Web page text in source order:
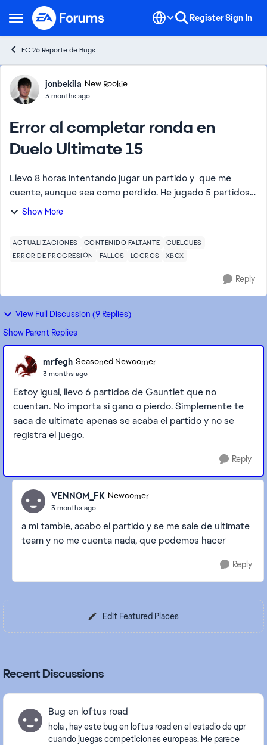
Open Side Menu
Skip to content RegisterSign In
FC 26 Reporte de Bugs
Forum Discussion
jonbekila New Rookie
3 months ago
Error al completar ronda en
Duelo Ultimate 15
Llevo 8 horas intentando jugar un partido y que me
cuente, aunque sea como perdido. He jugado 5 partidos y
cuando termino me echa del servidor y no cuenta ni
Show More
ACTUALIZACIONES CONTENIDO FALTANTE
CUELGUES
ERROR DE PROGRESIÓN
FALLOS LOGROS XBOX
Reply
View Full Discussion (9 Replies)
Show Parent Replies
mrfegh Seasoned Newcomer
3 months ago
Estoy igual, llevo 6 partidos de Gauntlet que no
cuentan. No importa si gano o pierdo. Simplemente te
saca de ultimate apenas se acaba el partido y no se
registra el juego.
Reply
VENNOM_FK Newcomer
3 months ago
a mi tambie, acabo el partido y se me sale de ultimate
team y no me cuenta nada, que podemos hacer
Reply
Edit Featured Places
Recent Discussions
Bug en loftus road
hola , hay este bug en loftus road en el estadio de qpr
cuando juegas competiciones europeas. Me parece